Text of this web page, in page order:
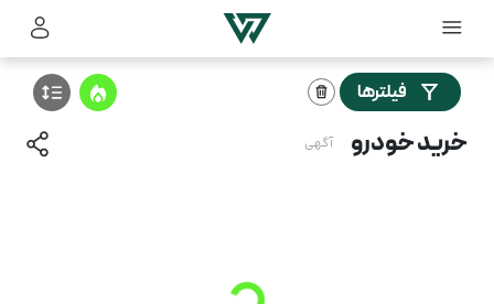
فیلترها
خرید خودرو آگهی
...